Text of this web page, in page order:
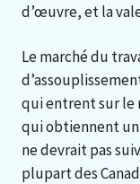
d’œuvre, et la
Le marché du
qui entrent sur le
qui obtiennent un
ne devrait pas
plupart des